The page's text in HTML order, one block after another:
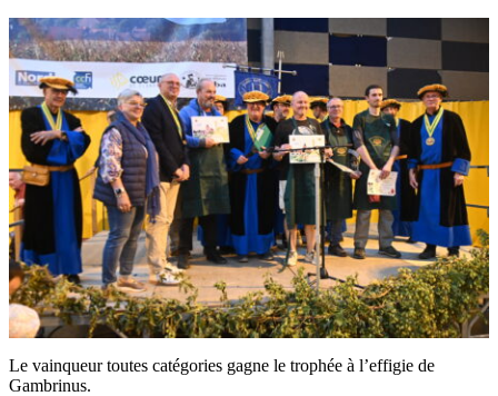
Le vainqueur toutes catégories gagne le trophée à l’effigie de
Gambrinus.